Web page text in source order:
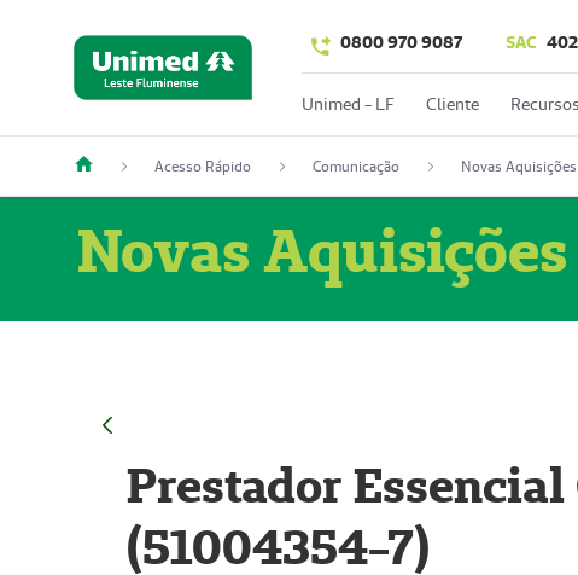
0800 970 9087 SAC
Unimed - LF Cliente
Acesso Rápido Comunicação Novas Aquisições
Novas Aquisições
Prestador
(51004354-7)